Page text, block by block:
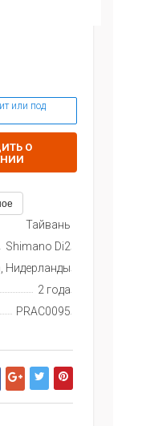
или под
О
Тайвань
Shimano Di2
Нидерланды
2 года
PRAC0095